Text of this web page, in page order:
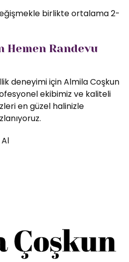
birlikte ortalama 2-
Hemen Randevu
deneyimi için Almila Coşkun
ekibimiz ve kaliteli
en güzel halinizle